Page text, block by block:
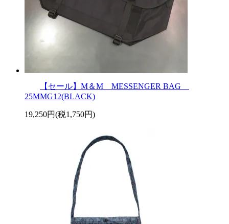
【セール】M＆M MESSENGER BAG
25MMG12(BLACK)
19,250円(税1,750円)